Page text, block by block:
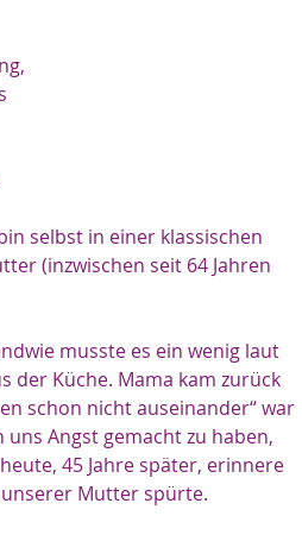
selbst in einer klassischen
(inzwischen seit 64 Jahren
musste es ein wenig laut
der Küche. Mama kam zurück
schon nicht auseinander“ war
Angst gemacht zu haben,
45 Jahre später, erinnere
Mutter spürte.